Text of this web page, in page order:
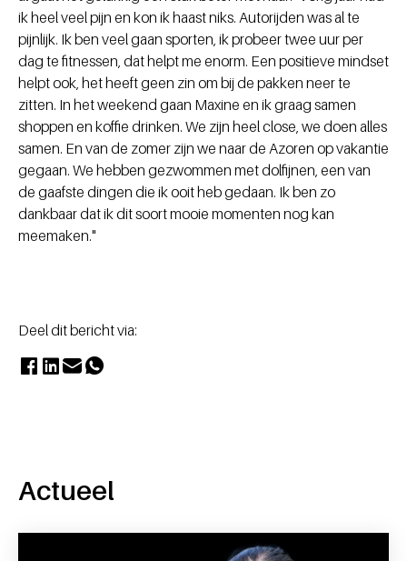
ik heel veel pijn en kon ik haast niks. Autorijden was al te
pijnlijk. Ik ben veel gaan sporten, ik probeer twee uur per
dag te fitnessen, dat helpt me enorm. Een positieve mindset
helpt ook, het heeft geen zin om bij de pakken neer te
zitten. In het weekend gaan Maxine en ik graag samen
shoppen en koffie drinken. We zijn heel close, we doen alles
samen. En van de zomer zijn we naar de Azoren op vakantie
gegaan. We hebben gezwommen met dolfijnen, een van
de gaafste dingen die ik ooit heb gedaan. Ik ben zo
dankbaar dat ik dit soort mooie momenten nog kan
meemaken."
Deel dit bericht via:
Actueel